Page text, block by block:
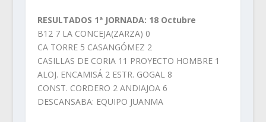
RESULTADOS 1ª JORNADA: 18 Octubre
B12 7 LA CONCEJA(ZARZA) 0
CA TORRE 5 CASANGÓMEZ 2
CASILLAS DE CORIA 11 PROYECTO HOMBRE 1
ALOJ. ENCAMISÁ 2 ESTR. GOGAL 8
CONST. CORDERO 2 ANDIAJOA 6
DESCANSABA: EQUIPO JUANMA